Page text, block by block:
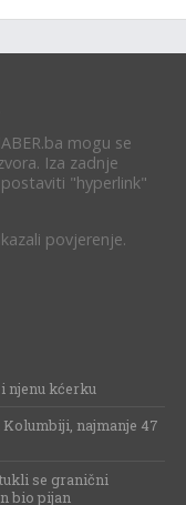
mogu se
Iza zadnje
"hyperlink"
povjerenje.
njenu kćerku
najmanje 47
se granični
bio pijan